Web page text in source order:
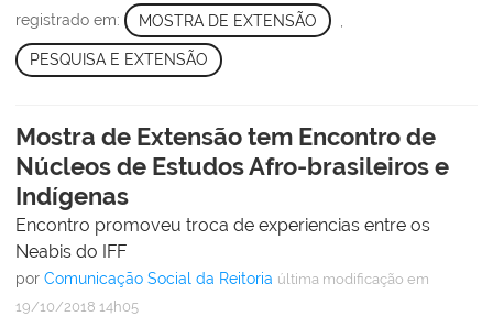
registrado em: MOSTRA DE EXTENSÃO
PESQUISA E EXTENSÃO
Mostra de Extensão tem Encontro de
Núcleos de Estudos Afro-brasileiros e
Indígenas
Encontro promoveu troca de experiencias entre os
Neabis do IFF
por Comunicação Social da Reitoria última modificação em
19/10/2018 14h05